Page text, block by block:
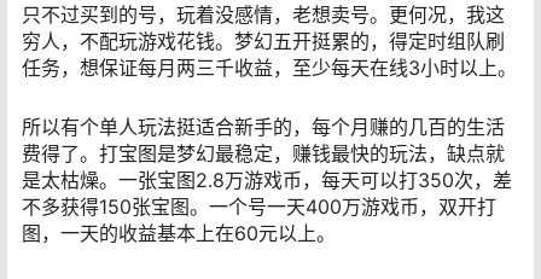
只不过买到的号，玩着没感情，老想卖号。更何况，我这
穷人，不配玩游戏花钱。梦幻五开挺累的，得定时组队刷
任务，想保证每月两三千收益，至少每天在线3小时以上。
所以有个单人玩法挺适合新手的，每个月赚的几百的生活
费得了。打宝图是梦幻最稳定，赚钱最快的玩法，缺点就
是太枯燥。一张宝图2.8万游戏币，每天可以打350次，差
不多获得150张宝图。一个号一天400万游戏币，双开打
图，一天的收益基本上在60元以上。